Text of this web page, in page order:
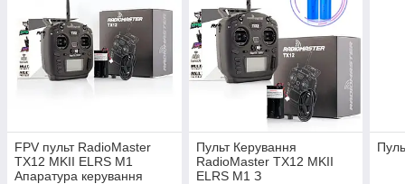
FPV пульт RadioMaster
TX12 MKII ELRS M1
Апаратура керування
Пульт Керування
RadioMaster TX12 MKII
ELRS M1 З